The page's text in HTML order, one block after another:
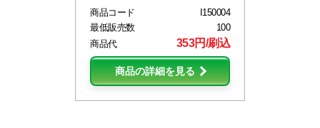
商品コード
I150004
最低販売数
100
商品代
353円/刷込
商品の詳細を見る